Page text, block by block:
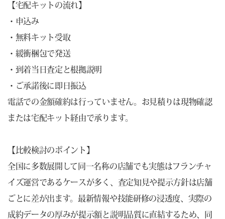
【宅配キットの流れ】
・申込み
・無料キット受取
・緩衝梱包で発送
・到着当日査定と根拠説明
・ご承諾後に即日振込
電話での金額確約は行っていません。お見積りは現物確認
または宅配キット経由で承ります。
【比較検討のポイント】
全国に多数展開して同一名称の店舗でも実態はフランチャ
イズ運営であるケースが多く、査定知見や提示方針は店舗
ごとに差が出ます。最新情報や技能研修の浸透度、実際の
成約データの厚みが提示額と説明品質に直結するため、同